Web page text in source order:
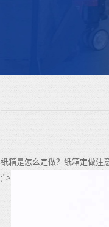
纸箱是怎么定做？纸箱定做注
;">